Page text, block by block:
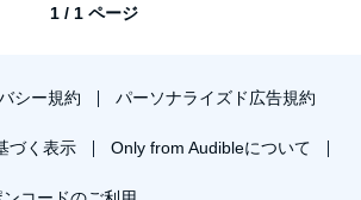
1 / 1 ページ
シー規約 パーソナライズド広告規約
づく表示 Only from Audibleについて